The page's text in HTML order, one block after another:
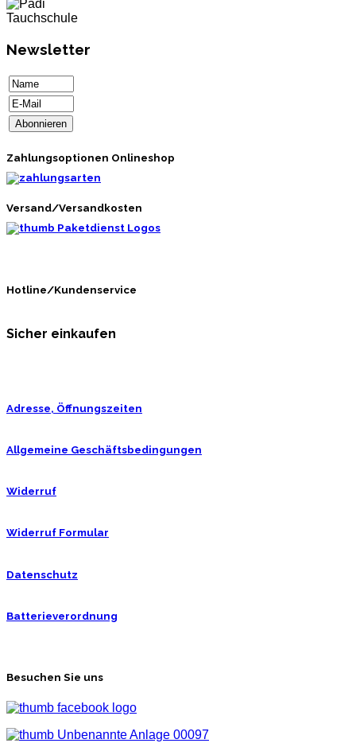
Newsletter
Zahlungsoptionen Onlineshop
Versand/Versandkosten
Hotline/Kundenservice
Sicher einkaufen
Adresse, Öffnungszeiten
Allgemeine Geschäftsbedingungen
Widerruf
Widerruf Formular
Datenschutz
Batterieverordnung
Besuchen Sie uns